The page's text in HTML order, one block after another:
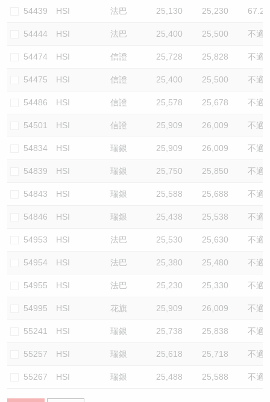
54439 HSI 法巴 25,130 25,230 67.2
54444 HSI 法巴 25,400 25,500 不適
54474 HSI 信證 25,728 25,828 不適
54475 HSI 信證 25,400 25,500 不適
54486 HSI 信證 25,578 25,678 不適
54501 HSI 信證 25,909 26,009 不適
54834 HSI 瑞銀 25,909 26,009 不適
54839 HSI 瑞銀 25,750 25,850 不適
54843 HSI 瑞銀 25,588 25,688 不適
54846 HSI 瑞銀 25,438 25,538 不適
54953 HSI 法巴 25,530 25,630 不適
54954 HSI 法巴 25,380 25,480 不適
54955 HSI 法巴 25,230 25,330 不適
54995 HSI 花旗 25,909 26,009 不適
55241 HSI 瑞銀 25,738 25,838 不適
55257 HSI 瑞銀 25,618 25,718 不適
55267 HSI 瑞銀 25,488 25,588 不適